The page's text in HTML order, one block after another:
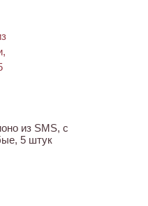
из SMS, с
5 штук